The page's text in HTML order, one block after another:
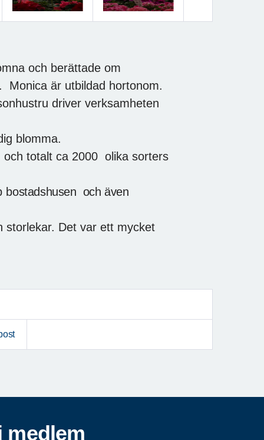
och berättade om
Monica är utbildad hortonom.
driver verksamheten
blomma.
totalt ca 2000 olika sorters
bostadshusen ochäven
storlekar. Det var ett mycket
medlem